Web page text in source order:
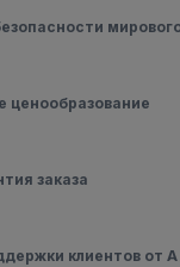
ценообразование
заказа
клиентов от